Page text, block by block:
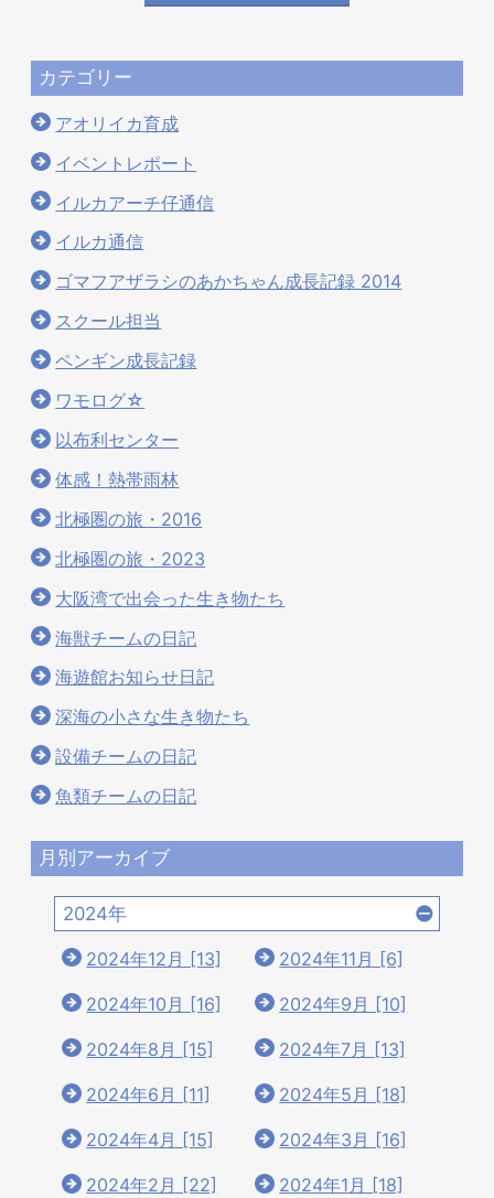
カテゴリー
アオリイカ育成
イベントレポート
イルカアーチ仔通信
イルカ通信
ゴマフアザラシのあかちゃん成長記録 2014
スクール担当
ペンギン成長記録
ワモログ☆
以布利センター
体感！熱帯雨林
北極圏の旅・2016
北極圏の旅・2023
大阪湾で出会った生き物たち
海獣チームの日記
海遊館お知らせ日記
深海の小さな生き物たち
設備チームの日記
魚類チームの日記
月別アーカイブ
2024年
2024年12月 [13] 2024年11月 [6]
2024年10月 [16] 2024年9月 [10]
2024年8月 [15] 2024年7月 [13]
2024年6月 [11] 2024年5月 [18]
2024年4月 [15] 2024年3月 [16]
2024年2月 [22] 2024年1月 [18]